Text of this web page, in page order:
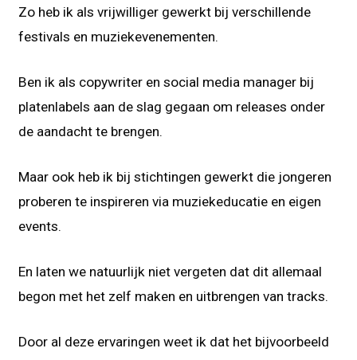
Zo heb ik als vrijwilliger gewerkt bij verschillende
festivals en muziekevenementen.
Ben ik als copywriter en social media manager bij
platenlabels aan de slag gegaan om releases onder
de aandacht te brengen.
Maar ook heb ik bij stichtingen gewerkt die jongeren
proberen te inspireren via muziekeducatie en eigen
events.
En laten we natuurlijk niet vergeten dat dit allemaal
begon met het zelf maken en uitbrengen van tracks.
Door al deze ervaringen weet ik dat het bijvoorbeeld